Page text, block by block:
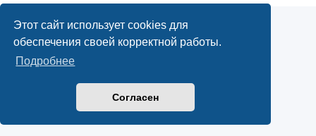
Этот сайт использует cookies для
обеспечения своей корректной работы.
Подробнее
Согласен